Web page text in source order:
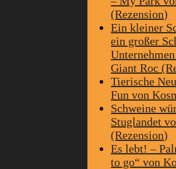
(Rezension)
Ein kleiner
ein großer
Giant Roc
Tierische
Fun von
Schweine
Stuglandet
(Rezension)
Es lebt! –
to go“ von